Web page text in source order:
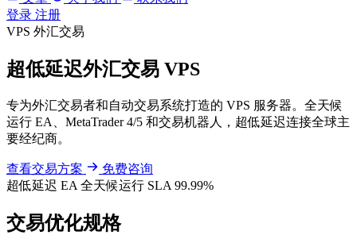
登录 注册
VPS 外汇交易
超低延迟外汇交易 VPS
专为外汇交易者和自动交易系统打造的 VPS 服务器。全天候
运行 EA、MetaTrader 4/5 和交易机器人，超低延迟连接全球主
要经纪商。
查看交易方案
免费咨询
超低延迟 EA 全天候运行 SLA 99.99%
交易优化规格